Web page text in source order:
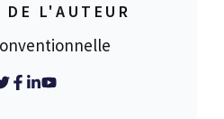
DE L'AUTEUR